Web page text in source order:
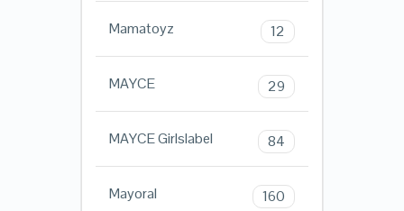
Mamatoyz 12
MAYCE 29
MAYCE Girlslabel 84
Mayoral 160